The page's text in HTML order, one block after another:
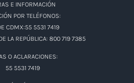
E INFORMACIÓN
POR TELÉFONOS:
CDMX:55 5531 7419
LA REPÚBLICA: 800 719 7385
O ACLARACIONES:
55 5531 7419